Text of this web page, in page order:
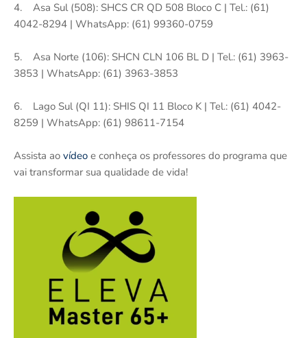
4. Asa Sul (508): SHCS CR QD 508 Bloco C | Tel.: (61)
4042-8294 | WhatsApp: (61) 99360-0759
5. Asa Norte (106): SHCN CLN 106 BL D | Tel.: (61) 3963-
3853 | WhatsApp: (61) 3963-3853
6. Lago Sul (QI 11): SHIS QI 11 Bloco K | Tel.: (61) 4042-
8259 | WhatsApp: (61) 98611-7154
Assista ao vídeo e conheça os professores do programa que
vai transformar sua qualidade de vida!